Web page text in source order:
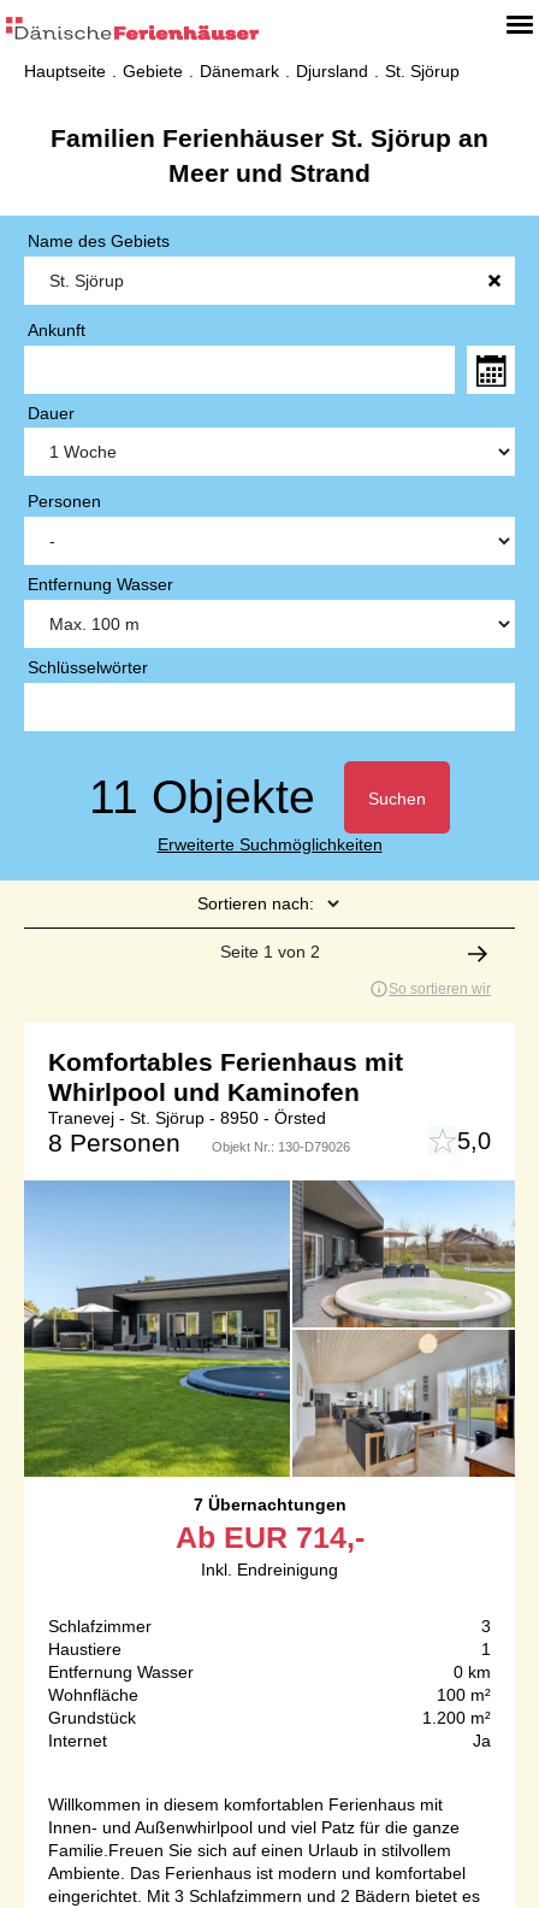
Hauptseite Gebiete Dänemark Djursland St. Sjörup
Familien Ferienhäuser St. Sjörup an
Meer und Strand
Name des Gebiets
Ankunft
Dauer
Personen
Entfernung Wasser
Schlüsselwörter
11 Objekte Suchen
Erweiterte Suchmöglichkeiten
Sortieren nach:
Seite 1 von 2
So sortieren wir
Komfortables Ferienhaus mit
Whirlpool und Kaminofen
Tranevej - St. Sjörup - 8950 - Örsted
8 Personen Objekt Nr.: 130-D79026 5,0
7 Übernachtungen
Ab EUR 714,-
Inkl. Endreinigung
Schlafzimmer
3
Haustiere
1
Entfernung Wasser
0 km
Wohnfläche
100 m²
Grundstück
1.200 m²
Internet
Ja
Willkommen in diesem komfortablen Ferienhaus mit
Innen- und Außenwhirlpool und viel Patz für die ganze
Familie.Freuen Sie sich auf einen Urlaub in stilvollem
Ambiente. Das Ferienhaus ist modern und komfortabel
eingerichtet. Mit 3 Schlafzimmern und 2 Bädern bietet es